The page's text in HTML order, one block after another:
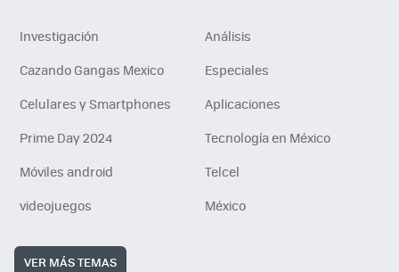
Investigación
Análisis
Cazando Gangas Mexico
Especiales
Celulares y Smartphones
Aplicaciones
Prime Day 2024
Tecnología en México
Móviles android
Telcel
videojuegos
México
VER MÁS TEMAS